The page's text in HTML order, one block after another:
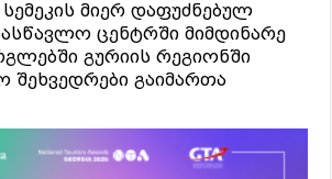
მიერ დაფუძნებულ
ცენტრში მიმდინარე
გურიის რეგიონში
შეხვედრები გაიმართა